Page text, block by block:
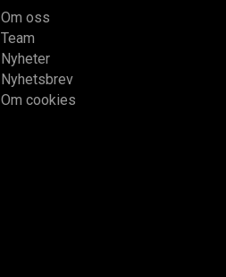
Om oss
Team
Nyheter
Nyhetsbrev
Om cookies